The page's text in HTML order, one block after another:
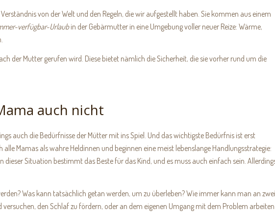
von der Welt und den Regeln, die wir aufgestellt haben. Sie kommen aus einem
verfügbar-Urlaubin der Gebärmutter in eine Umgebung voller neuer Reize: Wärme,
der Mutter gerufen wird. Diese bietet nämlich die Sicherheit, die sie vorher rund um die
auch nicht
auch die Bedürfnisse der Mütter mit ins Spiel. Und das wichtigste Bedürfnis ist erst
alle Mamas als wahre Heldinnen und beginnen eine meist lebenslange Handlungsstrategie:
in dieser Situation bestimmt das Beste für das Kind, und es muss auch einfach sein.
Was kann tatsächlich getan werden, um zu überleben? Wie immer kann man an zwei
den Schlaf zu fördern, oder an dem eigenen Umgang mit dem Problem